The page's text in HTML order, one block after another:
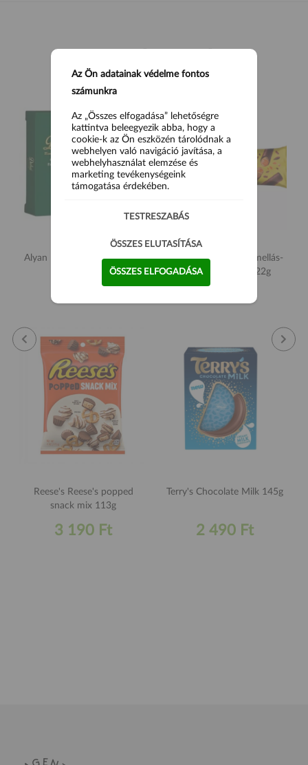
Alyan Dubai pisztáciás csoki
Reese's Reese's popped
snack mix 113g
3 190 Ft
Twix Wafer Roll karamellás-
csokoládés roletti 22g
Terry's Chocolate Milk 145g
2 490 Ft
Az Ön adatainak védelme fontos
számunkra
Az „Összes elfogadása” lehetőségre
kattintva beleegyezik abba, hogy a
cookie-k az Ön eszközén tárolódnak a
webhelyen való navigáció javítása, a
webhelyhasználat elemzése és
marketing tevékenységeink
támogatása érdekében.
TESTRESZABÁS
ÖSSZES ELUTASÍTÁSA
ÖSSZES ELFOGADÁSA